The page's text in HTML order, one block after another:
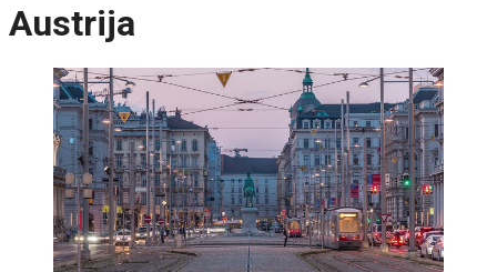
Austrija